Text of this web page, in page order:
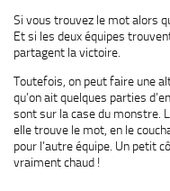
Si vous trouvez le mot alors
Et si les deux équipes
partagent la victoire.
Toutefois, on peut faire une
qu’on ait quelques parties
sont sur la case du monstre.
elle trouve le mot, en le
pour l’autre équipe. Un petit
vraiment chaud !